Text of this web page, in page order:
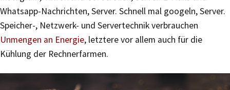
Whatsapp-Nachrichten, Server. Schnell mal googeln, Server.
Speicher-, Netzwerk- und Servertechnik verbrauchen
Unmengen an Energie, letztere vor allem auch für die
Kühlung der Rechnerfarmen.